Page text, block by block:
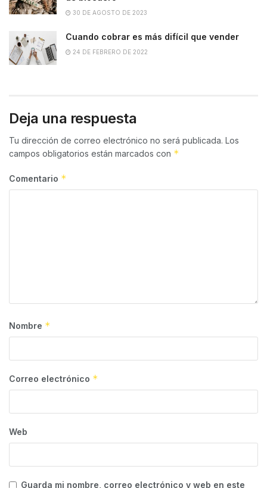
30 DE AGOSTO DE 2023
Cuando cobrar es más difícil que vender
24 DE FEBRERO DE 2022
Deja una respuesta
Tu dirección de correo electrónico no será publicada. Los
campos obligatorios están marcados con *
Comentario *
Nombre *
Correo electrónico *
Web
Guarda mi nombre, correo electrónico y web en este